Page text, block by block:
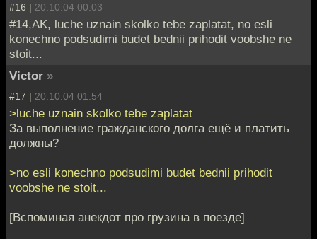
#16 | 20.10.04 00:03
#14,AK, luche uznain skolko tebe zaplatat, no esli
konechno podsudimi budet bednii prihodit voobshe ne
stoit...
Victor »
#17 | 20.10.04 01:54
>luche uznain skolko tebe zaplatat
За выполнение гражданского долга ещё и платить
должны?
>no esli konechno podsudimi budet bednii prihodit
voobshe ne stoit...
[Вспоминая анекдот про грузина в поезде]